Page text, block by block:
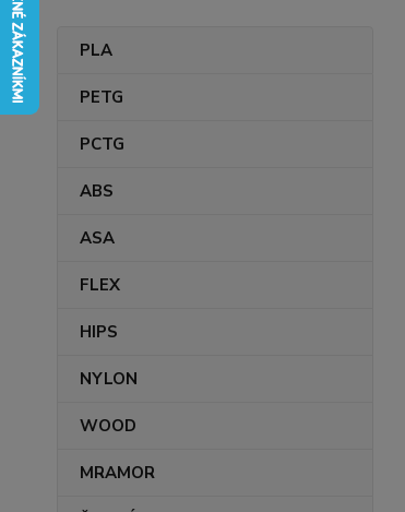
PLA
PETG
PCTG
ABS
ASA
FLEX
HIPS
NYLON
WOOD
MRAMOR